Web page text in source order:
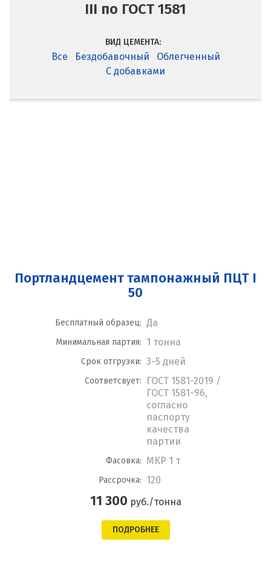
III по ГОСТ 1581
ВИД ЦЕМЕНТА:
Все Бездобавочный
Облегченный
С добавками
Портландцемент тампонажный ПЦТ I
50
Бесплатный образец: Да
Минимальная партия: 1 тонна
Срок отгрузки: 3-5 дней
Соответсвует:
ГОСТ 1581-2019 /
ГОСТ 1581-96,
согласно
паспорту
качества
партии
Фасовка: МКР 1 т
Рассрочка: 120
11 300 руб./тонна
ПОДРОБНЕЕ